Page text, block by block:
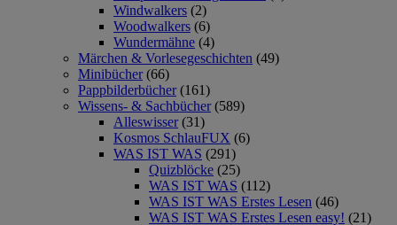
Windwalkers (2)
Woodwalkers (6)
Wundermähne (4)
Märchen & Vorlesegeschichten (49)
Minibücher (66)
Pappbilderbücher (161)
Wissens- & Sachbücher (589)
Alleswisser (31)
Kosmos SchlauFUX (6)
WAS IST WAS (291)
Quizblöcke (25)
WAS IST WAS (112)
WAS IST WAS Erstes Lesen (46)
WAS IST WAS Erstes Lesen easy! (21)